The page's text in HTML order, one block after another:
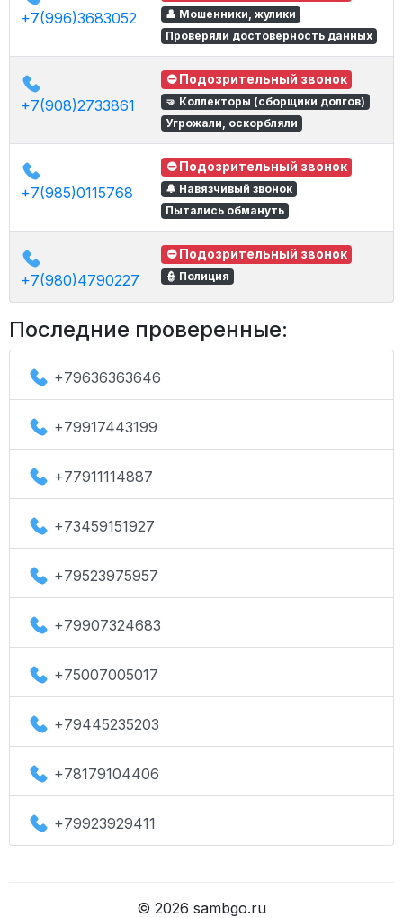
+7(996)3683052
👤 Мошенники, жулики
Проверяли достоверность данных
+7(908)2733861
⛔ Подозрительный звонок
🤜 Коллекторы (сборщики долгов)
Угрожали, оскорбляли
+7(985)0115768
⛔ Подозрительный звонок
🔔 Навязчивый звонок
Пытались обмануть
+7(980)4790227
⛔ Подозрительный звонок
👮 Полиция
Последние проверенные:
+79636363646
+79917443199
+77911114887
+73459151927
+79523975957
+79907324683
+75007005017
+79445235203
+78179104406
+79923929411
© 2026 sambgo.ru